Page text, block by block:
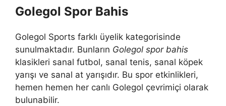
Golegol Spor Bahis
Golegol ​​​​Sports farklı üyelik kategorisinde
sunulmaktadır. Bunların Golegol spor bahis
klasikleri sanal futbol, ​​sanal tenis, sanal köpek
yarışı ve sanal at yarışıdır. Bu spor etkinlikleri,
hemen hemen her canlı Golegol çevrimiçi olarak
bulunabilir.